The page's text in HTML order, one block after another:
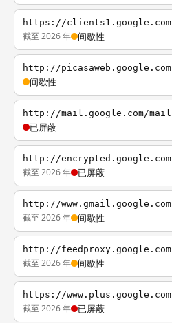
https://clients1.google.com
截至 2026 年 间歇性
http://picasaweb.google.com
间歇性
http://mail.google.com/mail
已屏蔽
http://encrypted.google.com
截至 2026 年 已屏蔽
http://www.gmail.google.com
截至 2026 年 间歇性
http://feedproxy.google.com
截至 2026 年 间歇性
https://www.plus.google.com
截至 2026 年 已屏蔽